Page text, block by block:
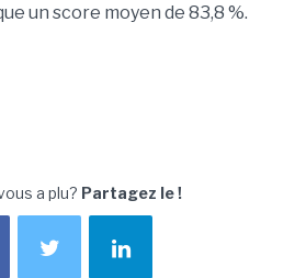
un score moyen de 83,8 %.
a plu? Partagez le !